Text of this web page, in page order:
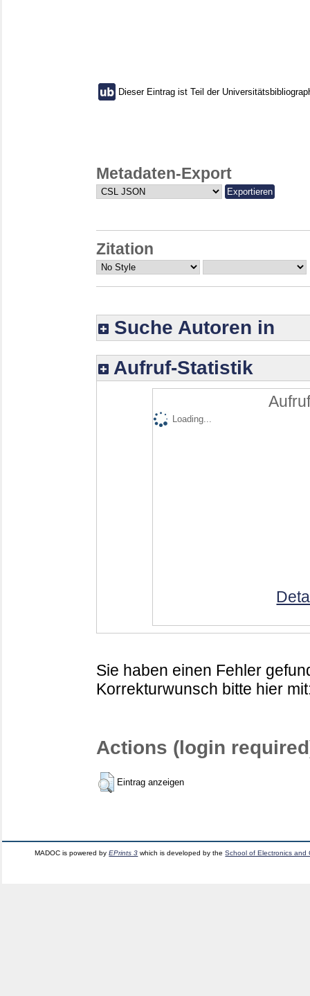
Dieser Eintrag ist Teil der
Metadaten-Export
Zitation
Suche Autoren in
Aufruf-Statistik
Loading...
Sie haben einen Fehler
Korrekturwunsch bitte hier
Actions (login
Eintrag anzeigen
MADOC is powered byEPrints 3 which is developed by theSchool of Electronics and